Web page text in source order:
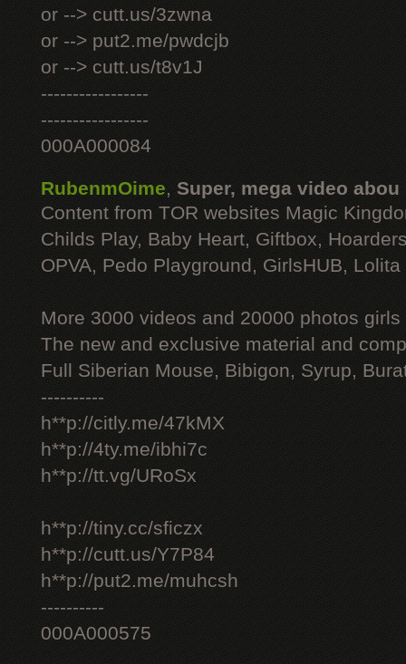
or --> cutt.us/3zwna
or --> put2.me/pwdcjb
or --> cutt.us/t8v1J
-----------------
-----------------
000A000084
RubenmOime, Super, mega video abou
Content from TOR websites Magic
Childs Play, Baby Heart, Giftbox,
OPVA, Pedo Playground, GirlsHUB, Lolita
More 3000 videos and 20000 photos
The new and exclusive material and
Full Siberian Mouse, Bibigon, Syrup,
----------
h**p://citly.me/47kMX
h**p://4ty.me/ibhi7c
h**p://tt.vg/URoSx
h**p://tiny.cc/sficzx
h**p://cutt.us/Y7P84
h**p://put2.me/muhcsh
----------
000A000575